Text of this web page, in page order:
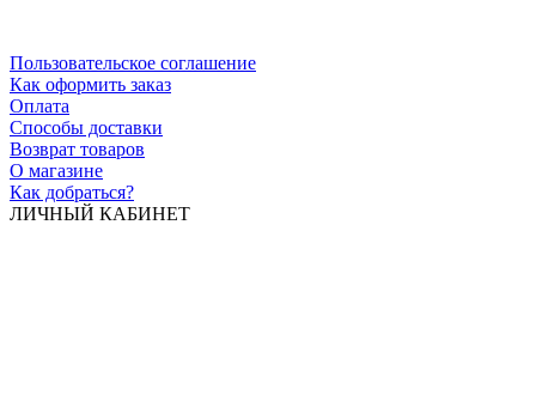
Пользовательское соглашение
Как оформить заказ
Оплата
Способы доставки
Возврат товаров
О магазине
Как добраться?
ЛИЧНЫЙ КАБИНЕТ